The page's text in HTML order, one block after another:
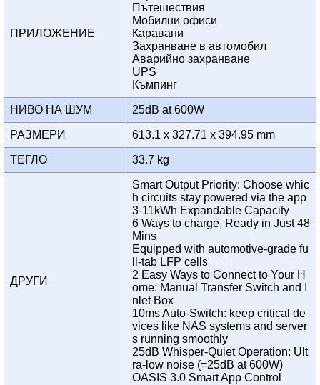
ПРИЛОЖЕНИЕ
Пътешествия
Мобилни офиси
Каравани
Захранване в автомобил
Аварийно захранване
UPS
Къмпинг
НИВО НА ШУМ 25dB at 600W
РАЗМЕРИ 613.1 x 327.71 x 394.95 mm
ТЕГЛО 33.7 kg
ДРУГИ
Smart Output Priority: Choose whic
h circuits stay powered via the app
3-11kWh Expandable Capacity
6 Ways to charge, Ready in Just 48
Mins
Equipped with automotive-grade fu
ll-tab LFP cells
2 Easy Ways to Connect to Your H
ome: Manual Transfer Switch and I
nlet Box
10ms Auto-Switch: keep critical de
vices like NAS systems and server
s running smoothly
25dB Whisper-Quiet Operation: Ult
ra-low noise (=25dB at 600W)
OASIS 3.0 Smart App Control